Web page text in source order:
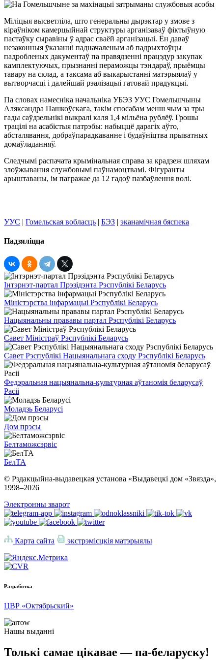
Міліцыя высветліла, што генеральны дырэктар у змове з
кіраўніком камерцыйнай структуры арганізаваў фіктыўную
пастаўку сыравіны ў адрас сваёй арганізацыі. Ён даваў
незаконныя ўказанні падначаленым аб падрыхтоўцы
падробленых дакументаў па правядзенні працэдур закупак
камплектуючых, прызнанні пераможцы тэндараў, прыёмцы
тавару на склад, а таксама аб выкарыстанні матэрыялаў у
вытворчасці і далейшай рэалізацыі гатовай прадукцыі.
Па словах намесніка начальніка УБЭЗ УУС Гомельшчыны
Аляксандра Пашкоўскага, такім спосабам менш чым за тры
гады саўдзельнікі выкралі каля 1,4 мільёна рублёў. Грошы
трацілі на асабістыя патрэбы: набыццё дарагіх аўто,
абсталявання, добраўпарадкаванне і будаўніцтва прыватных
домаўладанняў.
Следчымі распачата крымінальная справа за крадзеж шляхам
злоўжывання службовымі паўнамоцтвамі. Фігуранты
арыштаваны, ім пагражае да 12 гадоў пазбаўлення волі.
УУС | Гомельская вобласць | БЭЗ | эканамічная бяспека
Падзяліцца
Інтэрнэт-партал Прэзідэнта Рэспублікі Беларусь
Міністэрства інфармацыі Рэспублікі Беларусь
Нацыянальны прававы партал Рэспублікі Беларусь
Савет Міністраў Рэспублікі Беларусь
Савет Рэспублікі Нацыянальнага сходу Рэспублікі Беларусь
Федэральная нацыянальна-культурная аўтаномія беларусаў
Расіі
Моладзь Беларусі
Дом прэсы
Белтаможсэрвіс
БелТА
© Рэдакцыйна-выдавецкая установа «Выдавецкі дом «Звязда»,
1998–2026
Электронны зварот
Карта сайта экстрэмісцкія матэрыялы
Разработка
ЦВР «Октябрьский»
Нашы выданні
Толькі самае цікавае — па-беларуску!